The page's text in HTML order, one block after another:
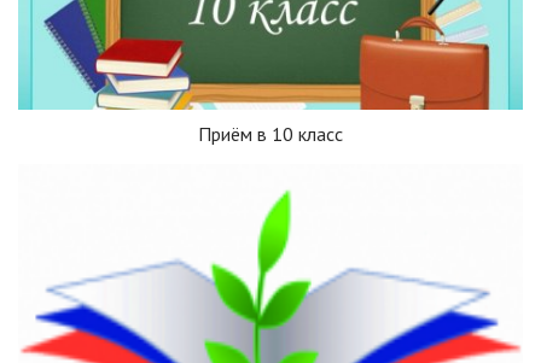
Приём в 10 класс